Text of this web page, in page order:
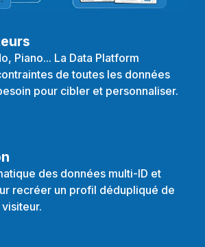
Piano... La Data Platform
de toutes les données
pour cibler et personnaliser.
des données multi-ID et
recréer un profil dédupliqué de